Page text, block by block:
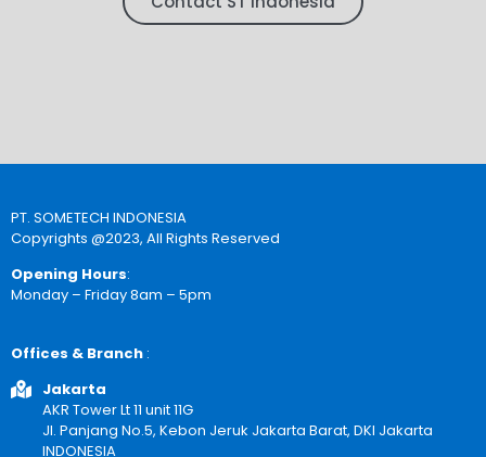
PT. SOMETECH INDONESIA
Copyrights @2023, All Rights Reserved
Opening Hours:
Monday – Friday 8am – 5pm
Offices & Branch :
Jakarta
AKR Tower Lt 11 unit 11G
Jl. Panjang No.5, Kebon Jeruk Jakarta Barat, DKI Jakarta
INDONESIA